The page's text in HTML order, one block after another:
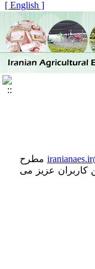
[ English ]
مطرح
کاربران عزیز می